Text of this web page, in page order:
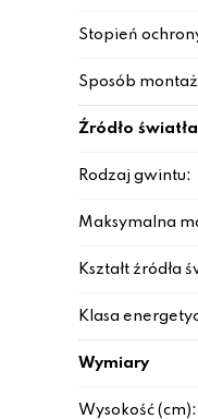
Stopień
Sposób
Źródło światła
Rodzaj gwintu:
Maksymalna
Kształt źródła
Klasa
Wymiary
Wysokość (cm):